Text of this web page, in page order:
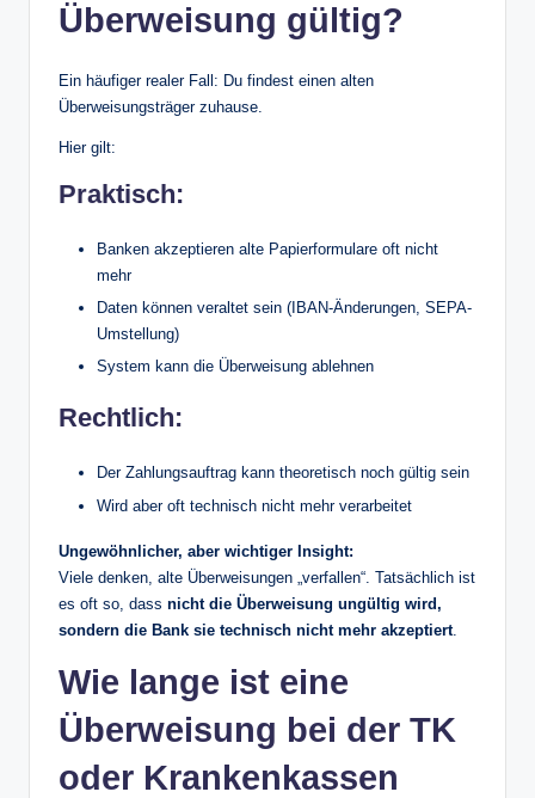
Überweisung gültig?
Ein häufiger realer Fall: Du findest einen alten
Überweisungsträger zuhause.
Hier gilt:
Praktisch:
Banken akzeptieren alte Papierformulare oft nicht
mehr
Daten können veraltet sein (IBAN-Änderungen, SEPA-
Umstellung)
System kann die Überweisung ablehnen
Rechtlich:
Der Zahlungsauftrag kann theoretisch noch gültig sein
Wird aber oft technisch nicht mehr verarbeitet
Ungewöhnlicher, aber wichtiger Insight:
Viele denken, alte Überweisungen „verfallen“. Tatsächlich ist
es oft so, dass nicht die Überweisung ungültig wird,
sondern die Bank sie technisch nicht mehr akzeptiert.
Wie lange ist eine
Überweisung bei der TK
oder Krankenkassen